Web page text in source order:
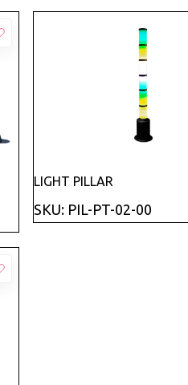
LIGHT PILLAR
SKU: PIL-PT-02-00